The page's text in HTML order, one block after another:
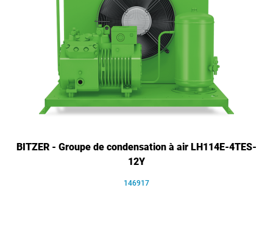
BITZER - Groupe de condensation à air LH114E-4TES-
12Y
146917